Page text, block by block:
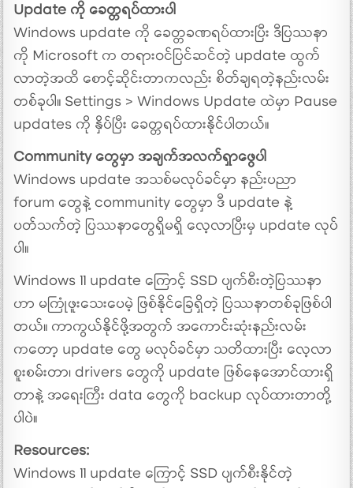
Update ကို ခေတ္တရပ်ထားပါ
Windows update ကို ခေတ္တခဏရပ်ထားပြီး ဒီပြဿနာ
ကို Microsoft က တရားဝင်ပြင်ဆင်တဲ့ update ထွက်
လာတဲ့အထိ စောင့်ဆိုင်းတာကလည်း စိတ်ချရတဲ့နည်းလမ်း
တစ်ခုပါ။ Settings > Windows Update ထဲမှာ Pause
updates ကို နှိပ်ပြီး ခေတ္တရပ်ထားနိုင်ပါတယ်။
Community တွေမှာ အချက်အလက်ရှာဖွေပါ
Windows update အသစ်မလုပ်ခင်မှာ နည်းပညာ
forum တွေနဲ့ community တွေမှာ ဒီ update နဲ့
ပတ်သက်တဲ့ ပြဿနာတွေရှိမရှိ လေ့လာပြီးမှ update လုပ်
ပါ။
Windows 11 update ကြောင့် SSD ပျက်စီးတဲ့ပြဿနာ
ဟာ မကြုံဖူးသေးပေမဲ့ ဖြစ်နိုင်ခြေရှိတဲ့ ပြဿနာတစ်ခုဖြစ်ပါ
တယ်။ ကာကွယ်နိုင်ဖို့အတွက် အကောင်းဆုံးနည်းလမ်း
ကတော့ update တွေ မလုပ်ခင်မှာ သတိထားပြီး လေ့လာ
စူးစမ်းတာ၊ drivers တွေကို update ဖြစ်နေအောင်ထားရှိ
တာနဲ့ အရေးကြီး data တွေကို backup လုပ်ထားတာတို့
ပါပဲ။
Resources:
Windows 11 update ကြောင့် SSD ပျက်စီးနိုင်တဲ့